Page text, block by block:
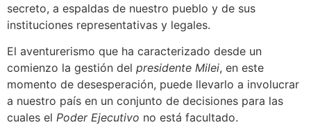
secreto, a espaldas de nuestro pueblo y de sus
instituciones representativas y legales.
El aventurerismo que ha caracterizado desde un
comienzo la gestión del presidente Milei, en este
momento de desesperación, puede llevarlo a involucrar
a nuestro país en un conjunto de decisiones para las
cuales el Poder Ejecutivo no está facultado.